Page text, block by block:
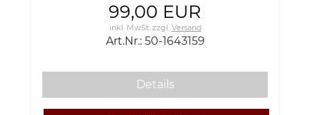
99,00 EUR
inkl. MwSt.zzgl. Versand
Art.Nr.: 50-1643159
Details